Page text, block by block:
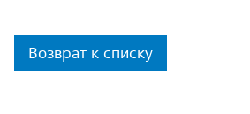
Возврат к списку